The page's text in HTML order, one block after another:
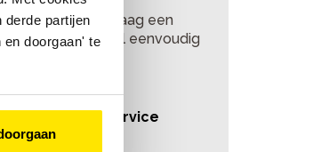
derde partijen
doorgaan' te
kwijt, of wil je graag een
maken? Bestel eenvoudig
de sleutelservice